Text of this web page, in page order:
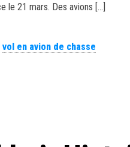
le 21 mars. Des avions […]
vol en avion de chasse